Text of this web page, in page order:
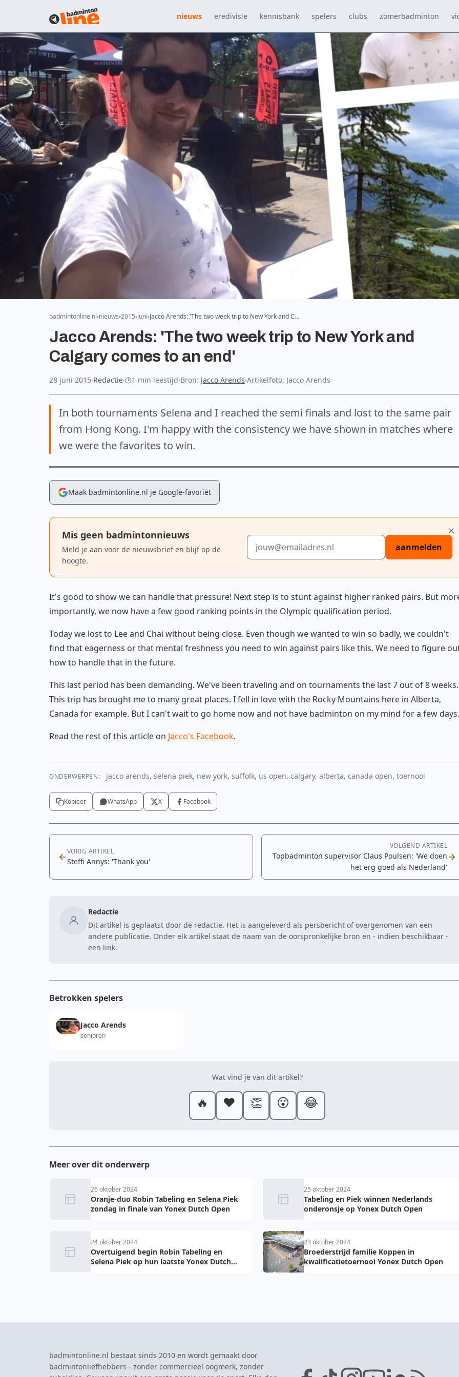
nieuws eredivisie kennisbank spelers clubs zomerbadminton
badmintonline.nl nieuws 2015 juni Jacco Arends: 'The two week trip to New York and C…
Jacco Arends: 'The two week trip to New York and
Calgary comes to an end'
28 juni 2015·Redactie· 1 min leestijd·Bron: Jacco Arends·Artikelfoto: Jacco Arends
In both tournaments Selena and I reached the semi finals and lost to the same pair
from Hong Kong. I'm happy with the consistency we have shown in matches where
we were the favorites to win.
Maak badmintonline.nl je Google-favoriet
Mis geen badmintonnieuws
Meld je aan voor de nieuwsbrief en blijf op de
hoogte.
E-mailadres
aanmelden
It's good to show we can handle that pressure! Next step is to stunt against higher ranked pairs. But
importantly, we now have a few good ranking points in the Olympic qualification period.
Today we lost to Lee and Chai without being close. Even though we wanted to win so badly, we couldn't
find that eagerness or that mental freshness you need to win against pairs like this. We need to figure
how to handle that in the future.
This last period has been demanding. We've been traveling and on tournaments the last 7 out of 8 weeks.
This trip has brought me to many great places. I fell in love with the Rocky Mountains here in Alberta,
Canada for example. But I can't wait to go home now and not have badminton on my mind for a few days.
Read the rest of this article on Jacco's Facebook.
ONDERWERPEN: jacco arends, selena piek, new york, suffolk, us open, calgary, alberta, canada open, toernooi
Kopieer WhatsApp X Facebook
VORIG ARTIKEL
Steffi Annys: 'Thank you'
VOLGEND ARTIKEL
Topbadminton supervisor Claus Poulsen: 'We doen
het erg goed als Nederland'
Redactie
Dit artikel is geplaatst door de redactie. Het is aangeleverd als persbericht of overgenomen van een
andere publicatie. Onder elk artikel staat de naam van de oorspronkelijke bron en - indien beschikbaar -
een link.
Betrokken spelers
Jacco Arends
senioren
Wat vind je van dit artikel?
🔥 ❤️ 👏 😮 😂
Meer over dit onderwerp
26 oktober 2024
Oranje-duo Robin Tabeling en Selena Piek
zondag in finale van Yonex Dutch Open
25 oktober 2024
Tabeling en Piek winnen Nederlands
onderonsje op Yonex Dutch Open
24 oktober 2024
Overtuigend begin Robin Tabeling en
Selena Piek op hun laatste Yonex Dutch
23 oktober 2024
Broederstrijd familie Koppen in
kwalificatietoernooi Yonex Dutch Open
badmintonline.nl bestaat sinds 2010 en wordt gemaakt door
badmintonliefhebbers - zonder commercieel oogmerk, zonder